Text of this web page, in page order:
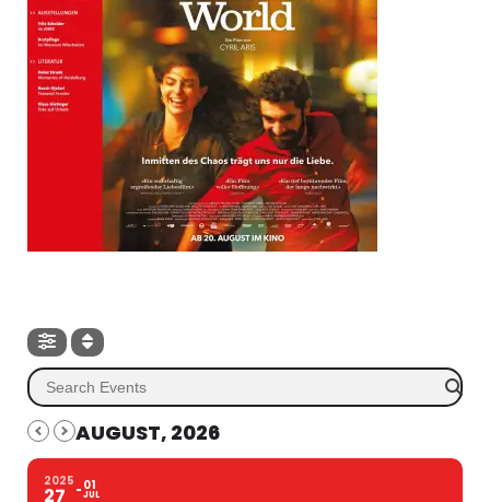
AUGUST, 2026
2025
27 01
JUL